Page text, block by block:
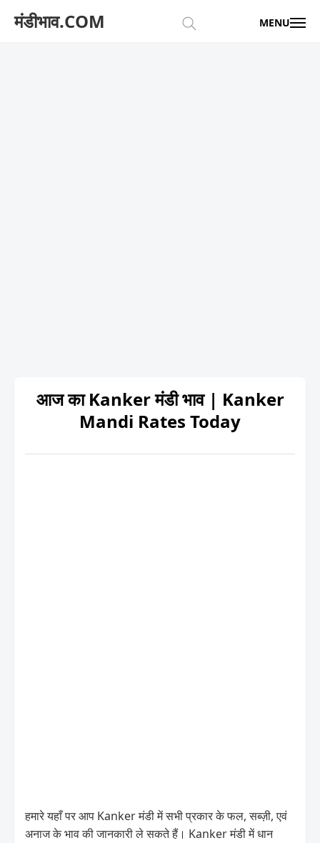
मंडीभाव.COM MENU
आज का Kanker मंडी भाव | Kanker
Mandi Rates Today
हमारे यहाँ पर आप Kanker मंडी में सभी प्रकार के फल, सब्ज़ी, एवं
अनाज के भाव की जानकारी ले सकते हैं। Kanker मंडी में धान